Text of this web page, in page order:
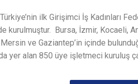
ilk Girişimci İş Kadınları
kurulmuştur. Bursa, İzmir, Kocaeli,
ve Gaziantep’in içinde
yer alan 850 üye işletmeci kuruluş